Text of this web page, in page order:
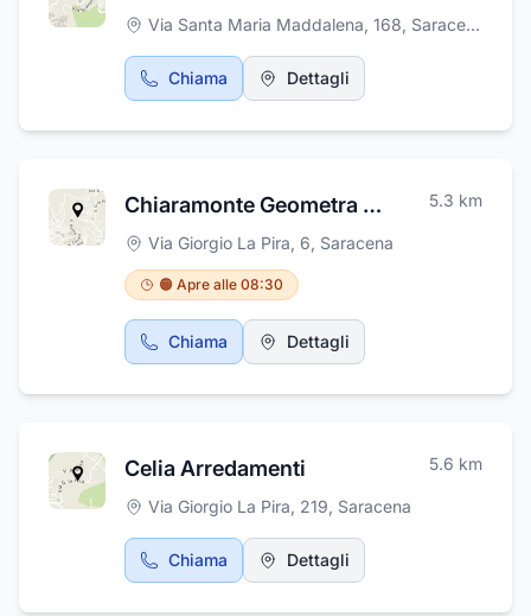
Via Santa Maria Maddalena, 168, Saracena
Chiama Dettagli
Chiaramonte Geometra Leone 5.3 km
Via Giorgio La Pira, 6, Saracena
🟠 Apre alle 08:30
Chiama Dettagli
Celia Arredamenti 5.6 km
Via Giorgio La Pira, 219, Saracena
Chiama Dettagli